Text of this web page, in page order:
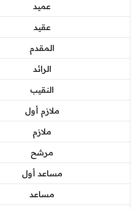
عميد
عقيد
المقدم
الرائد
النقيب
ملازم أول
ملازم
مرشح
مساعد أول
مساعد